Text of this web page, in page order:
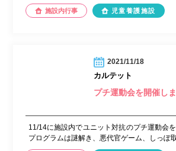
施設内行事 児童養護施設
2021/11/18
カルテット
プチ運動会を開催し
11/14に施設内でユニット対抗のプチ運動会
プログラムは謎解き、悪代官ゲーム、しっぽ取